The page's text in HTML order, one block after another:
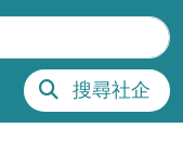
搜尋社企